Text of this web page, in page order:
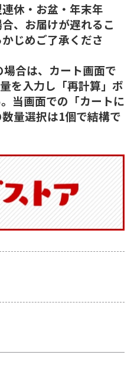
休・お盆・年末年
、お届けが遅れるこ
じめご了承くださ
合は、カート画面で
を入力し「再計算」ボ
当画面での「カートに
量選択は1個で結構で